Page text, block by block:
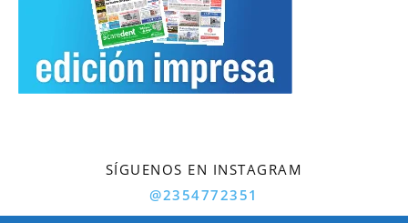
SÍGUENOS EN INSTAGRAM
@2354772351